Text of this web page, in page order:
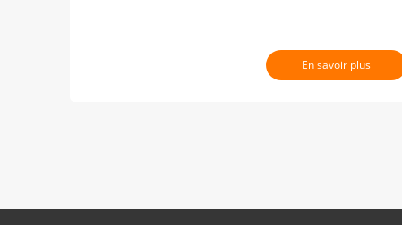
En savoir plus